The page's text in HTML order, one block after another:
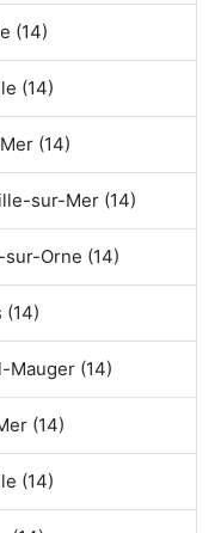
(14)
(14)
(14)
sur-Mer (14)
Orne (14)
(14)
Mauger (14)
(14)
(14)